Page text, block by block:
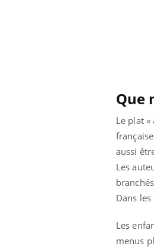
Que
Le plat
aussi
Les
Dans
Les
menus